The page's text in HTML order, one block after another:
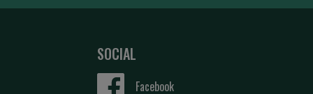
SOCIAL
Facebook